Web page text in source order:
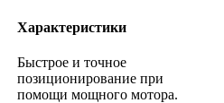
Характеристики
Быстрое и точное
позиционирование при
помощи мощного мотора.